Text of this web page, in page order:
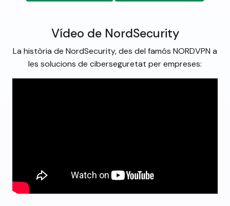
Vídeo de NordSecurity
La història de NordSecurity, des del famós NORDVPN a
les solucions de ciberseguretat per empreses: